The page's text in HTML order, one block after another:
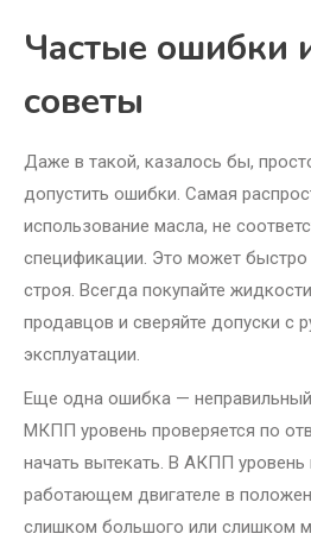
Частые ошибки
советы
Даже в такой, казалось бы,
допустить ошибки. Самая
использование масла, не
спецификации. Это может быстро
строя. Всегда покупайте
продавцов и сверяйте допуски с
эксплуатации.
Еще одна ошибка —
МКПП уровень проверяется по
начать вытекать. В АКПП
работающем двигателе в
слишком большого или слишком